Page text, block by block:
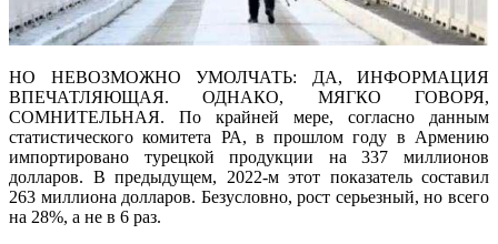
НО НЕВОЗМОЖНО УМОЛЧАТЬ: ДА, ИНФОРМАЦИЯ
ВПЕЧАТЛЯЮЩАЯ. ОДНАКО, МЯГКО ГОВОРЯ,
СОМНИТЕЛЬНАЯ. По крайней мере, согласно данным
статистического комитета РА, в прошлом году в Армению
импортировано турецкой продукции на 337 миллионов
долларов. В предыдущем, 2022-м этот показатель составил
263 миллиона долларов. Безусловно, рост серьезный, но всего
на 28%, а не в 6 раз.